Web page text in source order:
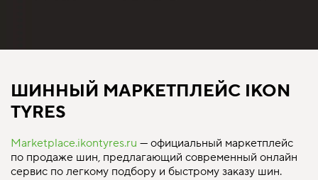
ШИННЫЙ МАРКЕТПЛЕЙС IKON
TYRES
Marketplace.ikontyres.ru — официальный маркетплейс
по продаже шин, предлагающий современный онлайн
сервис по легкому подбору и быстрому заказу шин.